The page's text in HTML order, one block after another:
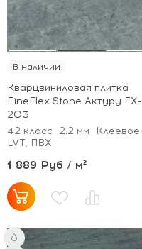
В наличии
Кварцвиниловая плитка
FineFlex Stone Актуру FX-
203
42 класс
2.2 мм
Клеевое
LVT, ПВХ
1 889 Руб / м²